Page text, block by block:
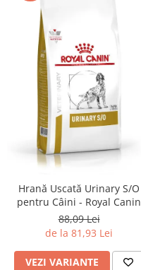
Hrană Uscată Urinary S/O
pentru Câini - Royal Canin
88,09 Lei
de la 81,93 Lei
VEZI VARIANTE